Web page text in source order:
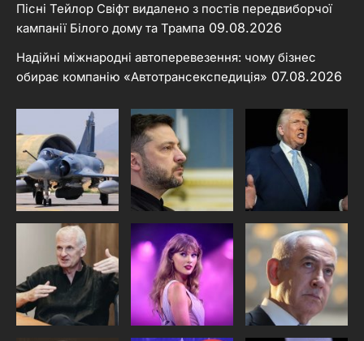
Пісні Тейлор Свіфт видалено з постів передвиборчої
кампанії Білого дому та Трампа 09.08.2026
Надійні міжнародні автоперевезення: чому бізнес
обирає компанію «Автотрансекспедиція» 07.08.2026